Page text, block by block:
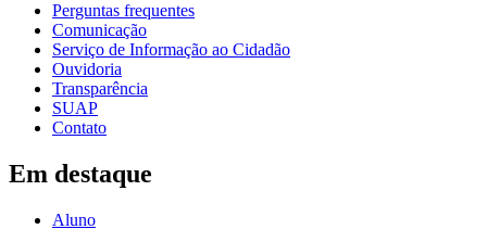
Perguntas frequentes
Comunicação
Serviço de Informação ao Cidadão
Ouvidoria
Transparência
SUAP
Contato
Em destaque
Aluno